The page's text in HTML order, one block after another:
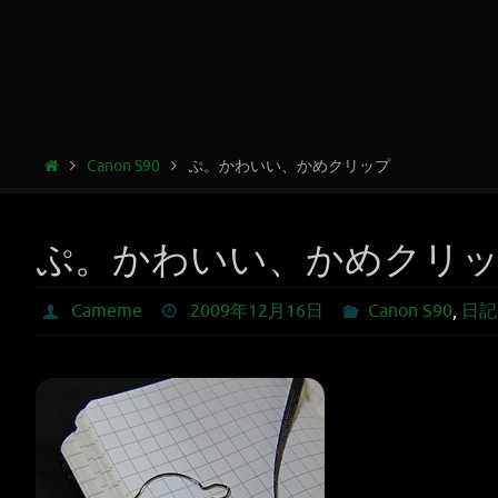
Canon S90 ぷ。かわいい、かめクリップ
ぷ。かわいい、かめクリ
Cameme 2009年12月16日 Canon S90, 日記